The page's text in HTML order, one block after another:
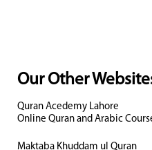
Our Other
Quran Acedemy Lahore
Online Quran and Arabic
Maktaba Khuddam ul Quran